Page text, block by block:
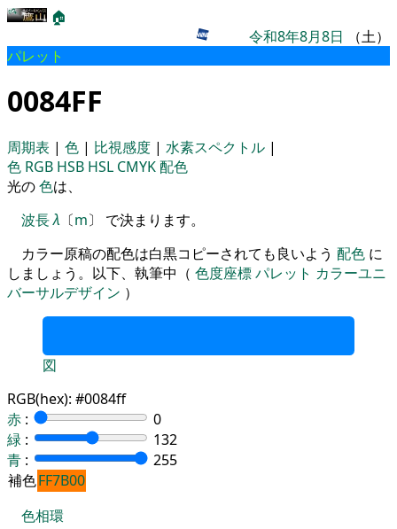
🏠
令和8年8月8日 （土）
パレット
0084FF
周期表 | 色 | 比視感度 | 水素スペクトル |
色 RGB HSB HSL CMYK配色
光の色は、
波長λ 〔m〕 で決まります。
カラー原稿の配色は白黒コピーされても良いよう 配色 に
しましょう。以下、執筆中（ 色度座標パレット カラーユニ
バーサルデザイン ）
図
RGB(hex): #0084ff
赤 :
0
緑 :
132
青 :
255
補色FF7B00
色相環